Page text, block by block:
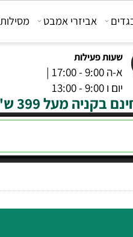
פעילות
17:00 |
יום ו 9:00 - 13:00
אביזרי אמבט מסילות
מעל 399 ש"ח